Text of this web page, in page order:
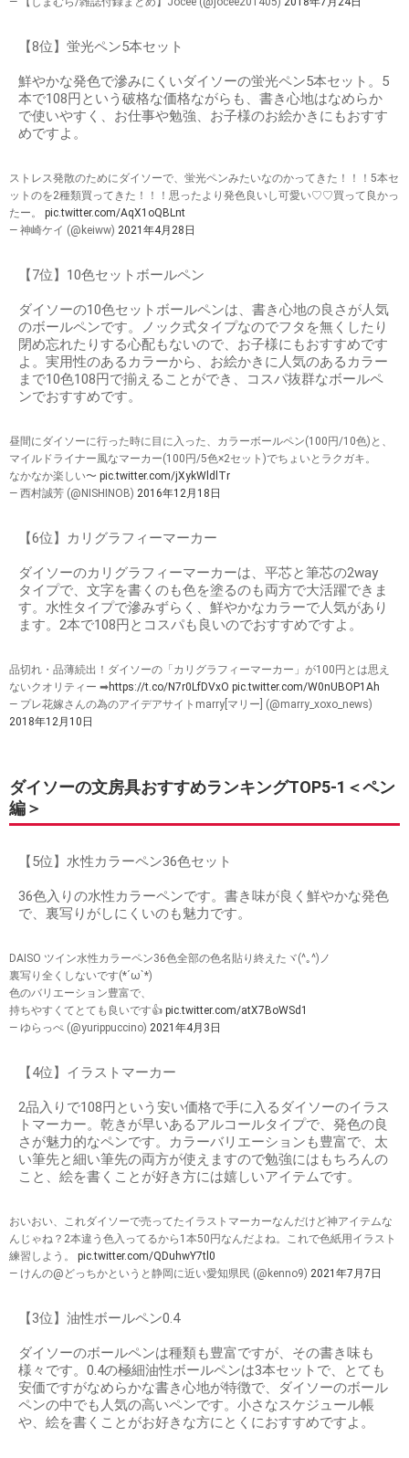
【8位】蛍光ペン5本セット
鮮やかな発色で滲みにくいダイソーの蛍光ペン5本セット。5
本で108円という破格な価格ながらも、書き心地はなめらか
で使いやすく、お仕事や勉強、お子様のお絵かきにもおすす
めですよ。
ストレス発散のためにダイソーで、蛍光ペンみたいなのかってきた！！！5本セ
ットのを2種類買ってきた！！！思ったより発色良いし可愛い♡♡買って良かっ
たー。 pic.twitter.com/AqX1oQBLnt
— 神崎ケイ (@keiww) 2021年4月28日
【7位】10色セットボールペン
ダイソーの10色セットボールペンは、書き心地の良さが人気
のボールペンです。ノック式タイプなのでフタを無くしたり
閉め忘れたりする心配もないので、お子様にもおすすめです
よ。実用性のあるカラーから、お絵かきに人気のあるカラー
まで10色108円で揃えることができ、コスパ抜群なボールペ
ンでおすすめです。
昼間にダイソーに行った時に目に入った、カラーボールペン(100円/10色)と、
マイルドライナー風なマーカー(100円/5色×2セット)でちょいとラクガキ。
なかなか楽しい〜 pic.twitter.com/jXykWldlTr
— 西村誠芳 (@NISHINOB) 2016年12月18日
【6位】カリグラフィーマーカー
ダイソーのカリグラフィーマーカーは、平芯と筆芯の2way
タイプで、文字を書くのも色を塗るのも両方で大活躍できま
す。水性タイプで滲みずらく、鮮やかなカラーで人気があり
ます。2本で108円とコスパも良いのでおすすめですよ。
品切れ・品薄続出！ダイソーの「カリグラフィーマーカー」が100円とは思え
ないクオリティー ➡https://t.co/N7r0LfDVxO pic.twitter.com/W0nUBOP1Ah
— プレ花嫁さんの為のアイデアサイトmarry[マリー] (@marry_xoxo_news)
2018年12月10日
ダイソーの文房具おすすめランキングTOP5-1＜ペン
編＞
【5位】水性カラーペン36色セット
36色入りの水性カラーペンです。書き味が良く鮮やかな発色
で、裏写りがしにくいのも魅力です。
DAISO ツイン水性カラーペン36色全部の色名貼り終えたヾ(^｡^)ノ
裏写り全くしないです(*´ω`*)
色のバリエーション豊富で、
持ちやすくてとても良いです👍 pic.twitter.com/atX7BoWSd1
— ゆらっぺ (@yurippuccino) 2021年4月3日
【4位】イラストマーカー
2品入りで108円という安い価格で手に入るダイソーのイラス
トマーカー。乾きが早いあるアルコールタイプで、発色の良
さが魅力的なペンです。カラーバリエーションも豊富で、太
い筆先と細い筆先の両方が使えますので勉強にはもちろんの
こと、絵を書くことが好き方には嬉しいアイテムです。
おいおい、これダイソーで売ってたイラストマーカーなんだけど神アイテムな
んじゃね？2本違う色入ってるから1本50円なんだよね。これで色紙用イラスト
練習しよう。 pic.twitter.com/QDuhwY7tl0
— けんの@どっちかというと静岡に近い愛知県民 (@kenno9) 2021年7月7日
【3位】油性ボールペン0.4
ダイソーのボールペンは種類も豊富ですが、その書き味も
様々です。0.4の極細油性ボールペンは3本セットで、とても
安価ですがなめらかな書き心地が特徴で、ダイソーのボール
ペンの中でも人気の高いペンです。小さなスケジュール帳
や、絵を書くことがお好きな方にとくにおすすめですよ。